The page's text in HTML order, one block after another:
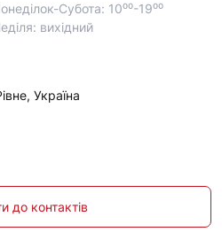
Субота: 10⁰⁰-19⁰⁰
вихідний
Україна
до контактів